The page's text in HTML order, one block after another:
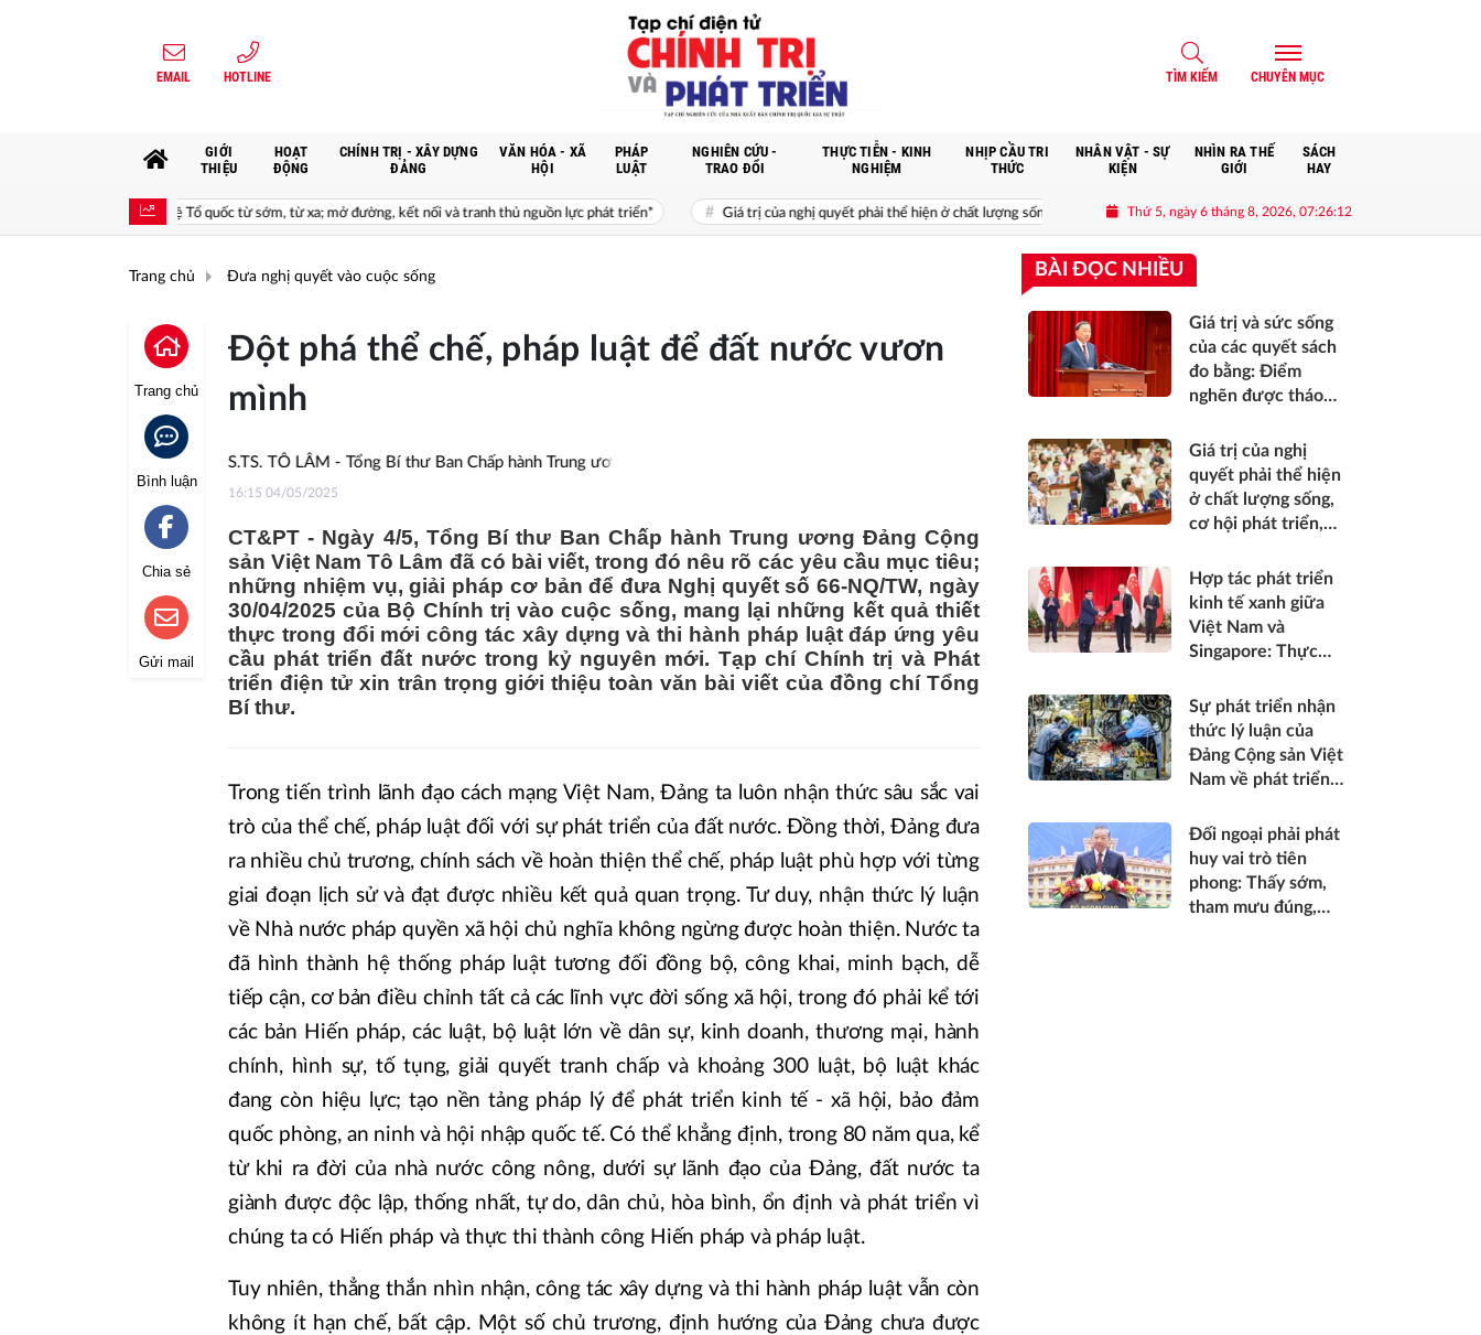
EMAIL HOTLINE TÌM KIẾM CHUYÊN MỤC
GIỚI
THIỆU
HOẠT
ĐỘNG
CHÍNH TRỊ - XÂY DỰNG
ĐẢNG
VĂN HÓA - XÃ
HỘI
PHÁP
LUẬT
NGHIÊN CỨU -
TRAO ĐỔI
THỰC TIỄN - KINH
NGHIỆM
NHỊP CẦU TRI
THỨC
NHÂN VẬT - SỰ
KIỆN
NHÌN RA THẾ
GIỚI
SÁCH
HAY
vệ Tổ quốc từ sớm, từ xa; mở đường, kết nối và tranh thủ nguồn lực phát triển* Giá trị của nghị quyết phải thể hiện ở chất lượng sống, cơ hội phát triển, sự an toàn, niềm tin và hạnh phúc của nhân dân*
Thứ 5, ngày 6 tháng 8, 2026, 07:26:13
Trang chủ Đưa nghị quyết vào cuộc sống
Trang chủ
Bình luận
Chia sẻ
Gửi mail
Đột phá thể chế, pháp luật để đất nước vươn
mình
GS.TS. TÔ LÂM - Tổng Bí thư Ban Chấp hành Trung ương Đảng Cộng sản Việt Nam
16:15 04/05/2025
CT&PT - Ngày 4/5, Tổng Bí thư Ban Chấp hành Trung ương Đảng Cộng
sản Việt Nam Tô Lâm đã có bài viết, trong đó nêu rõ các yêu cầu mục tiêu;
những nhiệm vụ, giải pháp cơ bản để đưa Nghị quyết số 66-NQ/TW, ngày
30/04/2025 của Bộ Chính trị vào cuộc sống, mang lại những kết quả thiết
thực trong đổi mới công tác xây dựng và thi hành pháp luật đáp ứng yêu
cầu phát triển đất nước trong kỷ nguyên mới. Tạp chí Chính trị và Phát
triển điện tử xin trân trọng giới thiệu toàn văn bài viết của đồng chí Tổng
Bí thư.
Trong tiến trình lãnh đạo cách mạng Việt Nam, Đảng ta luôn nhận thức sâu sắc vai
trò của thể chế, pháp luật đối với sự phát triển của đất nước. Đồng thời, Đảng đưa
ra nhiều chủ trương, chính sách về hoàn thiện thể chế, pháp luật phù hợp với từng
giai đoạn lịch sử và đạt được nhiều kết quả quan trọng. Tư duy, nhận thức lý luận
về Nhà nước pháp quyền xã hội chủ nghĩa không ngừng được hoàn thiện. Nước ta
đã hình thành hệ thống pháp luật tương đối đồng bộ, công khai, minh bạch, dễ
tiếp cận, cơ bản điều chỉnh tất cả các lĩnh vực đời sống xã hội, trong đó phải kể tới
các bản Hiến pháp, các luật, bộ luật lớn về dân sự, kinh doanh, thương mại, hành
chính, hình sự, tố tụng, giải quyết tranh chấp và khoảng 300 luật, bộ luật khác
đang còn hiệu lực; tạo nền tảng pháp lý để phát triển kinh tế - xã hội, bảo đảm
quốc phòng, an ninh và hội nhập quốc tế. Có thể khẳng định, trong 80 năm qua, kể
từ khi ra đời của nhà nước công nông, dưới sự lãnh đạo của Đảng, đất nước ta
giành được độc lập, thống nhất, tự do, dân chủ, hòa bình, ổn định và phát triển vì
chúng ta có Hiến pháp và thực thi thành công Hiến pháp và pháp luật.
Tuy nhiên, thẳng thắn nhìn nhận, công tác xây dựng và thi hành pháp luật vẫn còn
không ít hạn chế, bất cập. Một số chủ trương, định hướng của Đảng chưa được
BÀI ĐỌC NHIỀU
Giá trị và sức sống
của các quyết sách
đo bằng: Điểm
nghẽn được tháo
hành thông suốt,
nguồn lực khơi
thông, nhân dân
được thụ hưởng
Giá trị của nghị
quyết phải thể hiện
ở chất lượng sống,
cơ hội phát triển,
và hạnh phúc của
nhân dân*
Hợp tác phát triển
kinh tế xanh giữa
Việt Nam và
Singapore: Thực
khuyến nghị chính
sách
Sự phát triển nhận
thức lý luận của
Đảng Cộng sản Việt
Nam về phát triển
trong thời kỳ đổi
mới
Đối ngoại phải phát
huy vai trò tiên
phong: Thấy sớm,
tham mưu đúng,